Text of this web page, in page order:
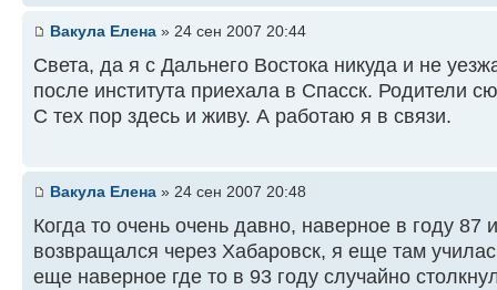
Вакула Елена » 24 сен 2007 20:44
Света, да я с Дальнего Востока никуда и не
после института приехала в Спасск. Родители
С тех пор здесь и живу. А работаю я в связи.
Вакула Елена » 24 сен 2007 20:48
Когда то очень очень давно, наверное в году
возвращался через Хабаровск, я еще там
еще наверное где то в 93 году случайно